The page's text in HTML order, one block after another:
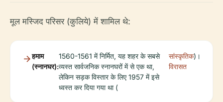
मूल मस्जिद परिसर (कुलिये) में शामिल थे:
हमाम
(स्नानघर):
1560-1561 में निर्मित, यह शहर के सबसे
व्यस्त सार्वजनिक स्नानघरों में से एक था,
लेकिन सड़क विस्तार के लिए 1957 में इसे
ध्वस्त कर दिया गया था (
सांस्कृतिक
विरासत
)।